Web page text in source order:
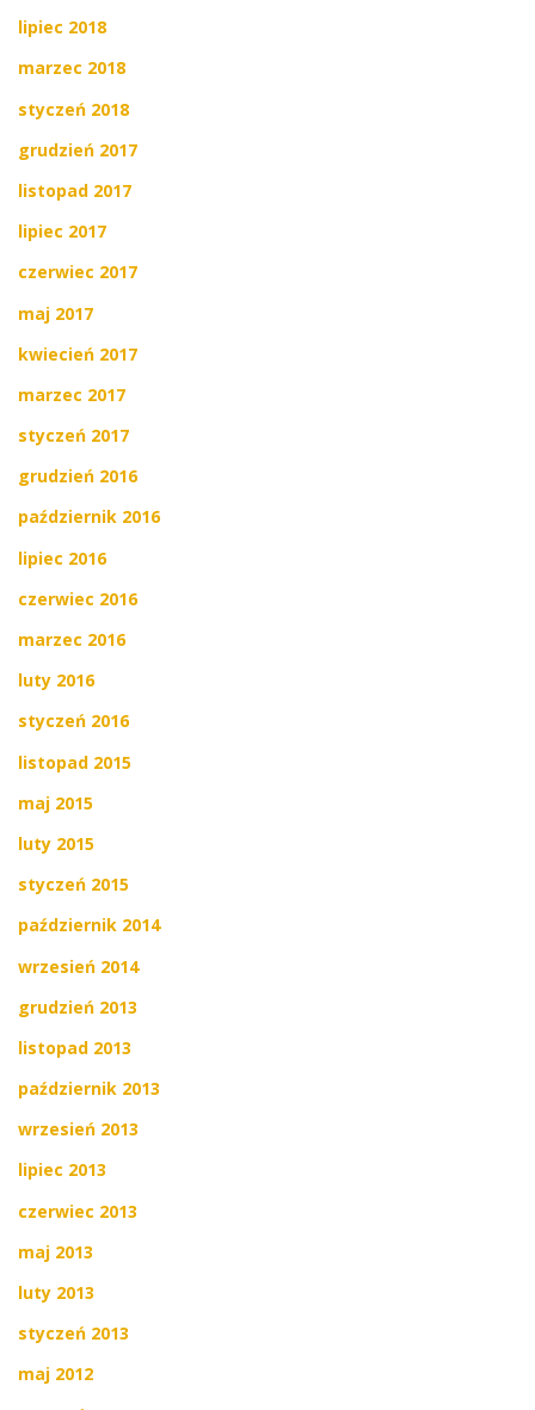
lipiec 2018
marzec 2018
styczeń 2018
grudzień 2017
listopad 2017
lipiec 2017
czerwiec 2017
maj 2017
kwiecień 2017
marzec 2017
styczeń 2017
grudzień 2016
październik 2016
lipiec 2016
czerwiec 2016
marzec 2016
luty 2016
styczeń 2016
listopad 2015
maj 2015
luty 2015
styczeń 2015
październik 2014
wrzesień 2014
grudzień 2013
listopad 2013
październik 2013
wrzesień 2013
lipiec 2013
czerwiec 2013
maj 2013
luty 2013
styczeń 2013
maj 2012